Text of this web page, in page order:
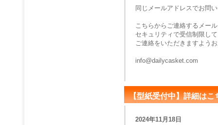
同じメールアドレスでお問
こちらからご連絡するメー
セキュリティで受信制限し
ご連絡をいただきますよう
info@dailycasket.com
【型紙受付中】詳細はこ
2024年11月18日